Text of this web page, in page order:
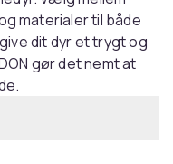
materialer til både
dit dyr et trygt og
gør det nemt at